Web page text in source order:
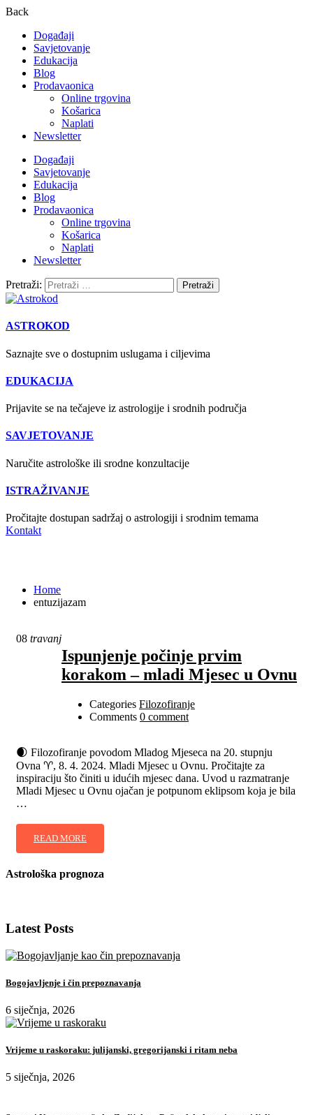
Back
Događaji
Savjetovanje
Edukacija
Blog
Prodavaonica
Online trgovina
Košarica
Naplati
Newsletter
Događaji
Savjetovanje
Edukacija
Blog
Prodavaonica
Online trgovina
Košarica
Naplati
Newsletter
Pretraži:
ASTROKOD
Saznajte sve o dostupnim uslugama i ciljevima
EDUKACIJA
Prijavite se na tečajeve iz astrologije i srodnih područja
SAVJETOVANJE
Naručite astrološke ili srodne konzultacije
ISTRAŽIVANJE
Pročitajte dostupan sadržaj o astrologiji i srodnim temama
Kontakt
Home
entuzijazam
08 travanj
Ispunjenje počinje prvim
korakom – mladi Mjesec u Ovnu
Categories Filozofiranje
Comments 0 comment
🌒 Filozofiranje povodom Mladog Mjeseca na 20. stupnju
Ovna ♈, 8. 4. 2024. Mladi Mjesec u Ovnu. Pročitajte za
inspiraciju što činiti u idućih mjesec dana. Uvod u razmatranje
Mladi Mjesec u Ovnu ojačan je potpunom eklipsom koja je bila
…
READ MORE
Astrološka prognoza
Latest Posts
Bogojavljenje i čin prepoznavanja
6 siječnja, 2026
Vrijeme u raskoraku: julijanski, gregorijanski i ritam neba
5 siječnja, 2026